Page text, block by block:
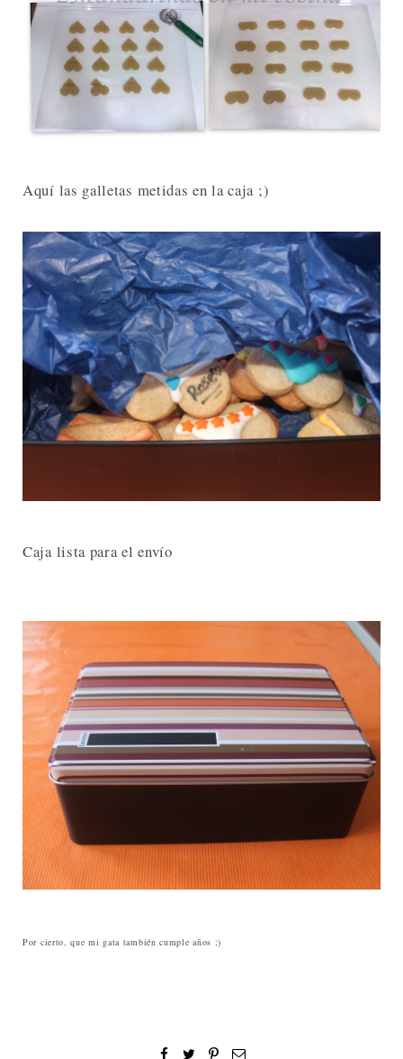
Aquí las galletas metidas en la caja ;)
Caja lista para el envío
Por cierto, que mi gata también cumple años ;)